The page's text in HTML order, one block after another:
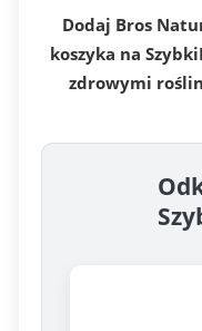
Dodaj Bros
koszyka na
zdrowymi